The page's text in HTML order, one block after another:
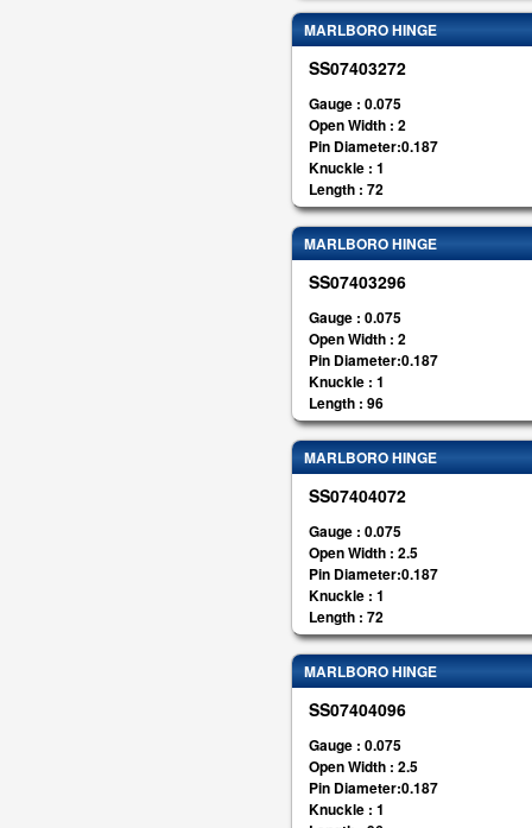
MARLBORO HINGE
SS07403272
Gauge : 0.075
Open Width : 2
Pin Diameter:0.187
Knuckle : 1
Length : 72
MARLBORO HINGE
SS07403296
Gauge : 0.075
Open Width : 2
Pin Diameter:0.187
Knuckle : 1
Length : 96
MARLBORO HINGE
SS07404072
Gauge : 0.075
Open Width : 2.5
Pin Diameter:0.187
Knuckle : 1
Length : 72
MARLBORO HINGE
SS07404096
Gauge : 0.075
Open Width : 2.5
Pin Diameter:0.187
Knuckle : 1